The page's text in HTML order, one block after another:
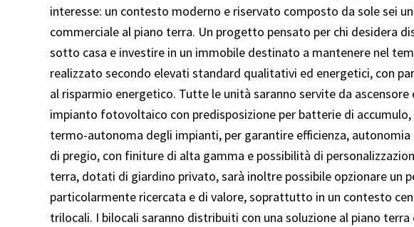
interesse: un contesto moderno e riservato composto da sole sei
commerciale al piano terra. Un progetto pensato per chi desidera
sotto casa e investire in un immobile destinato a mantenere nel
realizzato secondo elevati standard qualitativi ed energetici, con
al risparmio energetico. Tutte le unità saranno servite da
impianto fotovoltaico con predisposizione per batterie di
termo-autonoma degli impianti, per garantire efficienza,
di pregio, con finiture di alta gamma e possibilità di
terra, dotati di giardino privato, sarà inoltre possibile opzionare un
particolarmente ricercata e di valore, soprattutto in un contesto
trilocali. I bilocali saranno distribuiti con una soluzione al piano